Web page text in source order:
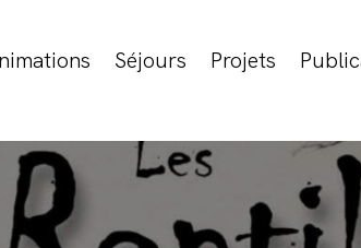
Séjours Projets